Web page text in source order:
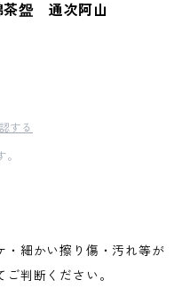
茶盌 通次阿山
する
細かい擦り傷・汚れ等が
判断ください。